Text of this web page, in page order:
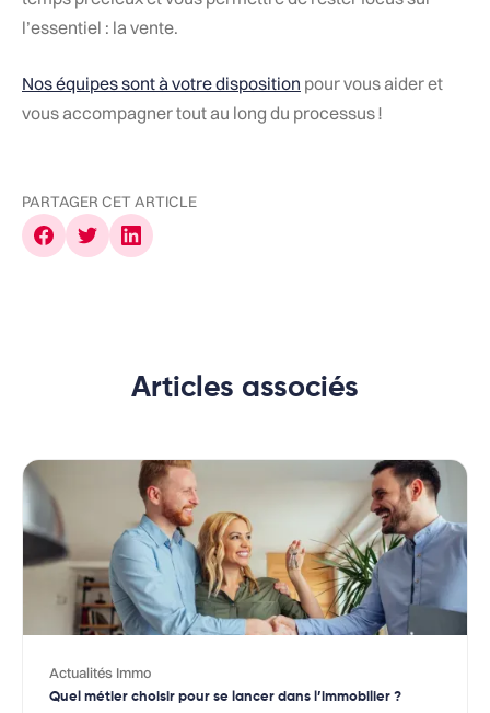
l’essentiel : la vente.
Nos équipes sont à votre disposition pour vous aider et
vous accompagner tout au long du processus !
PARTAGER CET ARTICLE
Articles associés
Actualités Immo
Quel métier choisir pour se lancer dans l’immobilier ?